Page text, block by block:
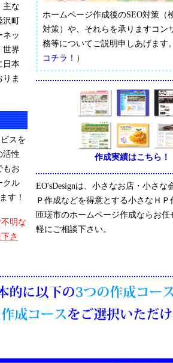
主な
沢町
ネッ
世界
日本
ま
スを
活性
もお
クル
す！
明な
さ
ホームページ作成後のSEO対策（
対策）や、それらを承りますコン
務等についてご説明申しあげます
コチラ！ ）
作成実績はこちら！
EO'sDesignは、小さなお店・小さな
Ｐ作成などを得意とする小さなＨＰ
匝瑳市のホームページ作成ならお
軽にご相談下さい。